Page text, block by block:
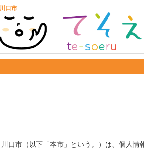
川口市
川口市（以下「本市」という。）は、個人